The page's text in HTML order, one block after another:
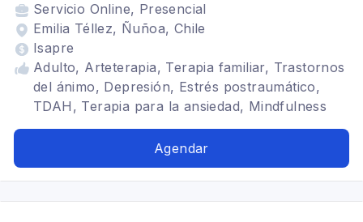
Servicio Online, Presencial
Emilia Téllez, Ñuñoa, Chile
Isapre
Adulto, Arteterapia, Terapia familiar, Trastornos
del ánimo, Depresión, Estrés postraumático,
TDAH, Terapia para la ansiedad, Mindfulness
Agendar